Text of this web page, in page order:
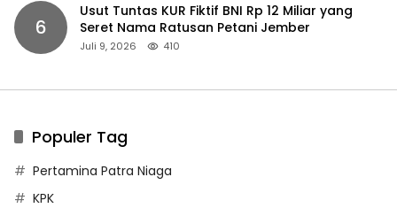
6
Usut Tuntas KUR Fiktif BNI Rp 12 Miliar yang
Seret Nama Ratusan Petani Jember
Juli 9, 2026 410
Populer Tag
Pertamina Patra Niaga
KPK